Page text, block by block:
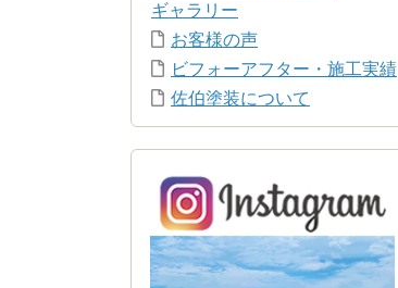
ギャラリー
お客様の声
ビフォーアフター・施工実績
佐伯塗装について